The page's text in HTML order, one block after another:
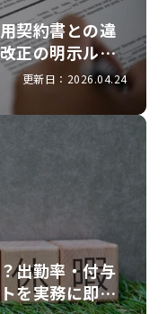
契約書との違
正の明示ルー
更新日：2026.04.24
出勤率・付与
を実務に即し